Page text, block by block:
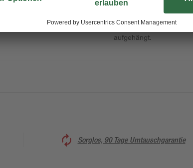
"Coffeetime" aus dem
in Holzbretter-Optik ein
setzt. Zur Befestigung
aufgehängt.
Sorglos, 90 Tage Umtauschgarantie